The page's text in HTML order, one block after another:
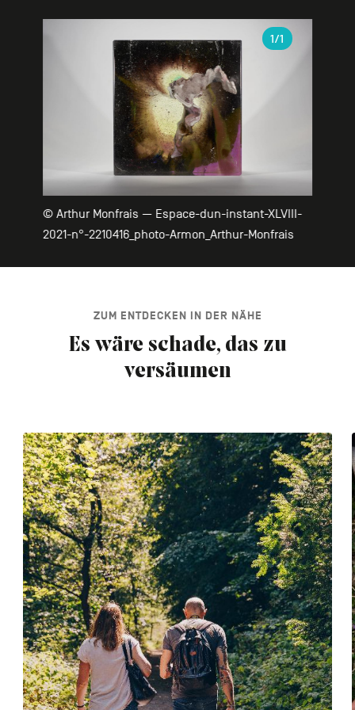
© Arthur Monfrais — Espace-dun-instant-XLVIII-
2021-n°-2210416_photo-Armon_Arthur-Monfrais
1/1
ZUM ENTDECKEN IN DER NÄHE
Es wäre schade, das zu
versäumen